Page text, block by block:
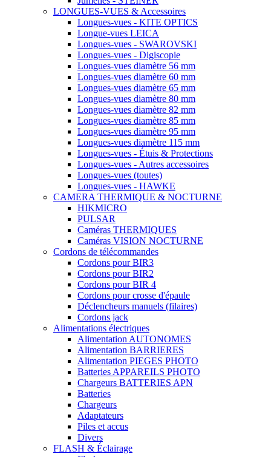
LONGUES-VUES & Accessoires
Longues-vues - KITE OPTICS
Longue-vues LEICA
Longues-vues - SWAROVSKI
Longues-vues - Digiscopie
Longues-vues diamètre 56 mm
Longues-vues diamètre 60 mm
Longues-vues diamètre 65 mm
Longues-vues diamètre 80 mm
Longues-vues diamètre 82 mm
Longues-vues diamètre 85 mm
Longues-vues diamètre 95 mm
Longues-vues diamètre 115 mm
Longues-vues - Étuis & Protections
Longues-vues - Autres accessoires
Longues-vues (toutes)
Longues-vues - HAWKE
CAMERA THERMIQUE & NOCTURNE
HIKMICRO
PULSAR
Caméras THERMIQUES
Caméras VISION NOCTURNE
Cordons de télécommandes
Cordons pour BIR3
Cordons pour BIR2
Cordons pour BIR 4
Cordons pour crosse d'épaule
Déclencheurs manuels (filaires)
Cordons jack
Alimentations électriques
Alimentation AUTONOMES
Alimentation BARRIERES
Alimentation PIEGES PHOTO
Batteries APPAREILS PHOTO
Chargeurs BATTERIES APN
Batteries
Chargeurs
Adaptateurs
Piles et accus
Divers
FLASH & Éclairage